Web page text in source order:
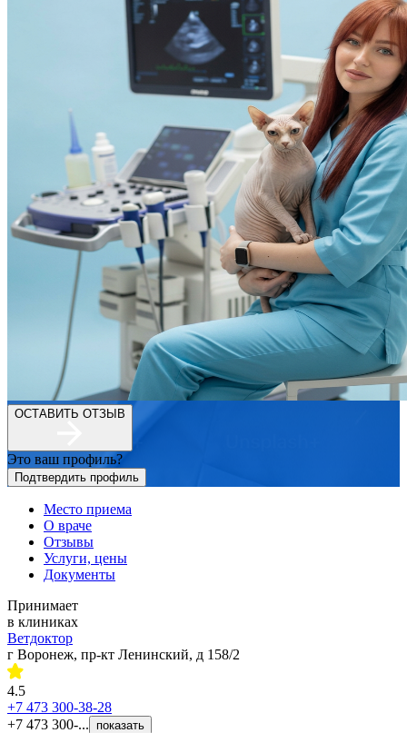
ОСТАВИТЬ ОТЗЫВ
Это ваш профиль?
Подтвердить профиль
Место приема
О враче
Отзывы
Услуги, цены
Документы
Принимает
в клиниках
Ветдоктор
г Воронеж, пр-кт Ленинский, д 158/2
4.5
+7 473 300-38-28
+7 473 300-...
показать